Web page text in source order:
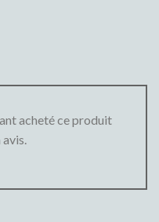
acheté ce produit